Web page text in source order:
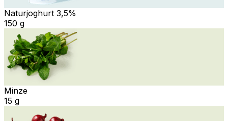
Naturjoghurt 3,5%
150 g
Minze
15 g